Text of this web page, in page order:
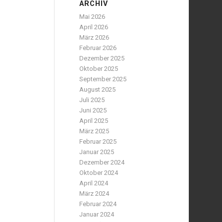
ARCHIV
Mai 2026
April 2026
März 2026
Februar 2026
Dezember 2025
Oktober 2025
September 2025
August 2025
Juli 2025
Juni 2025
April 2025
März 2025
Februar 2025
Januar 2025
Dezember 2024
Oktober 2024
April 2024
März 2024
Februar 2024
Januar 2024